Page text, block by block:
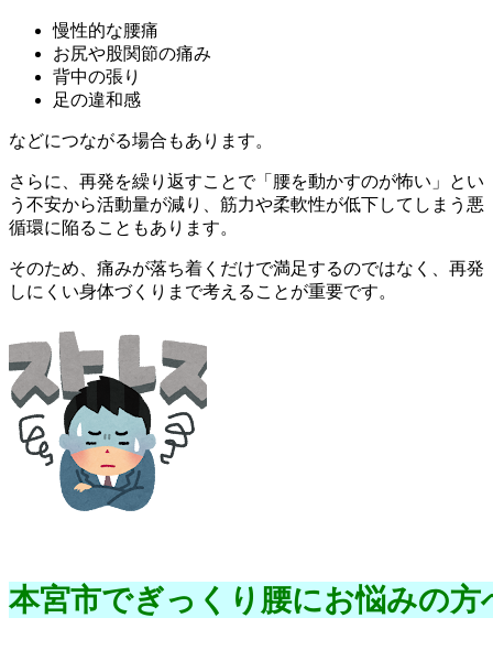
慢性的な腰痛
お尻や股関節の痛み
背中の張り
足の違和感
などにつながる場合もあります。
さらに、再発を繰り返すことで「腰を動かすのが怖い」とい
う不安から活動量が減り、筋力や柔軟性が低下してしまう悪
循環に陥ることもあります。
そのため、痛みが落ち着くだけで満足するのではなく、再発
しにくい身体づくりまで考えることが重要です。
本宮市でぎっくり腰にお悩みの方